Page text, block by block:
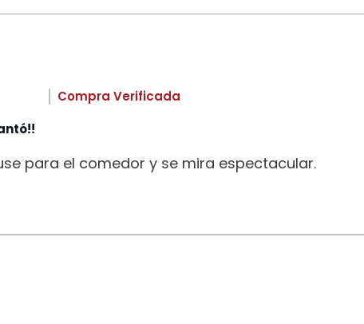
Compra Verificada
para el comedor y se mira espectacular.